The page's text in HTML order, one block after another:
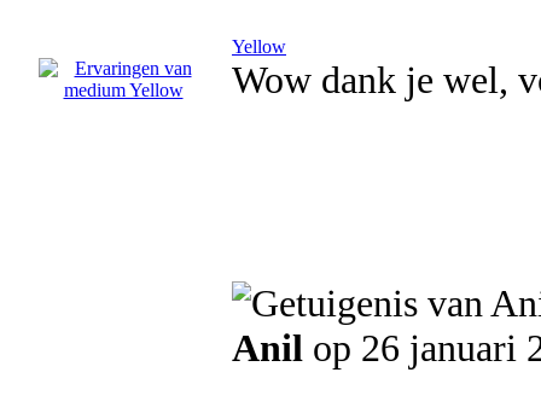
Yellow
Wow dank je wel,
Anil op 26 januari